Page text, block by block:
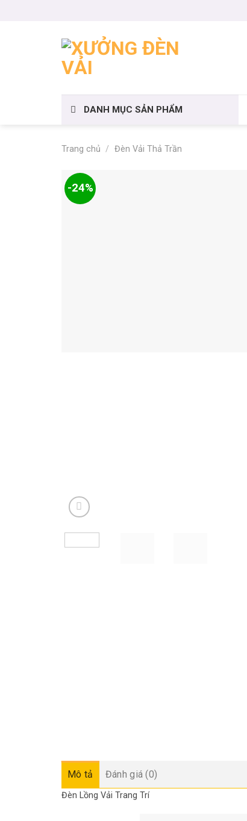
DANH MỤC SẢN PHẨM
Trang chủ / Đèn Vải Thả Trần
-24%
Mô tả Đánh giá (0)
Đèn Lồng Vải Trang Trí